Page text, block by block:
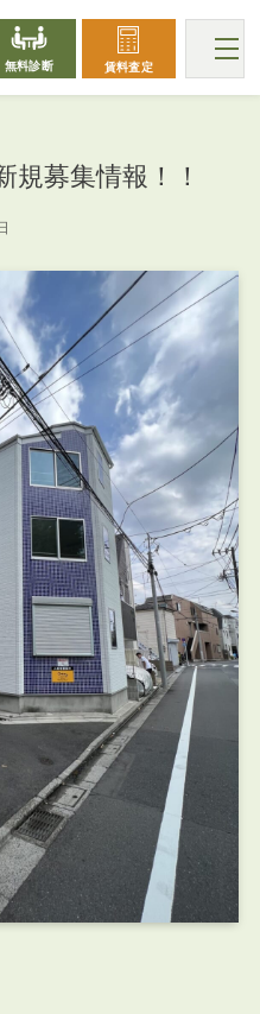
無料診断 賃料査定
募集情報！！